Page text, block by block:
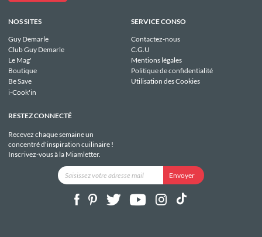
NOS SITES
Guy Demarle
Club Guy Demarle
Le Mag'
Boutique
Be Save
i-Cook'in
SERVICE CONSO
Contactez-nous
C.G.U
Mentions légales
Politique de confidentialité
Utilisation des Cookies
RESTEZ CONNECTÉ
Recevez chaque semaine un
concentré d'inspiration cuilinaire !
Inscrivez-vous à la Miamletter.